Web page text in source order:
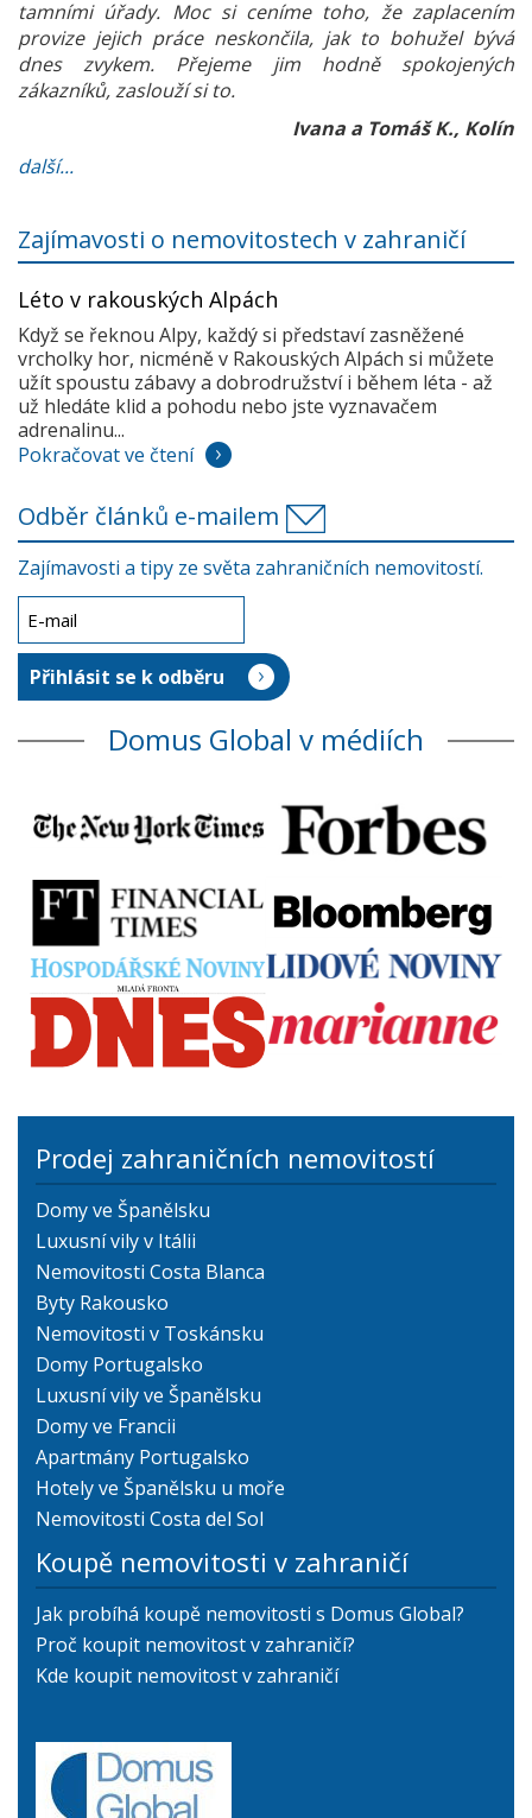
tamními úřady. Moc si ceníme toho, že zaplacením
provize jejich práce neskončila, jak to bohužel bývá
dnes zvykem. Přejeme jim hodně spokojených
zákazníků, zaslouží si to.
Ivana a Tomáš K., Kolín
další...
Zajímavosti o nemovitostech v zahraničí
Léto v rakouských Alpách
Když se řeknou Alpy, každý si představí zasněžené
vrcholky hor, nicméně v Rakouských Alpách si můžete
užít spoustu zábavy a dobrodružství i během léta - až
už hledáte klid a pohodu nebo jste vyznavačem
adrenalinu...
Pokračovat ve čtení
Odběr článků e-mailem
Zajímavosti a tipy ze světa zahraničních nemovitostí.
Domus Global v médiích
Prodej zahraničních nemovitostí
Domy ve Španělsku
Luxusní vily v Itálii
Nemovitosti Costa Blanca
Byty Rakousko
Nemovitosti v Toskánsku
Domy Portugalsko
Luxusní vily ve Španělsku
Domy ve Francii
Apartmány Portugalsko
Hotely ve Španělsku u moře
Nemovitosti Costa del Sol
Koupě nemovitosti v zahraničí
Jak probíhá koupě nemovitosti s Domus Global?
Proč koupit nemovitost v zahraničí?
Kde koupit nemovitost v zahraničí